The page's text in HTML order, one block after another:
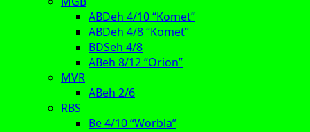
ABDeh 4/10 “Komet”
ABDeh 4/8 “Komet”
BDSeh 4/8
ABeh 8/12 “Orion”
MVR
ABeh 2/6
RBS
Be 4/10 “Worbla”